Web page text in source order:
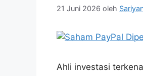
21 Juni 2026 oleh
Ahli investasi